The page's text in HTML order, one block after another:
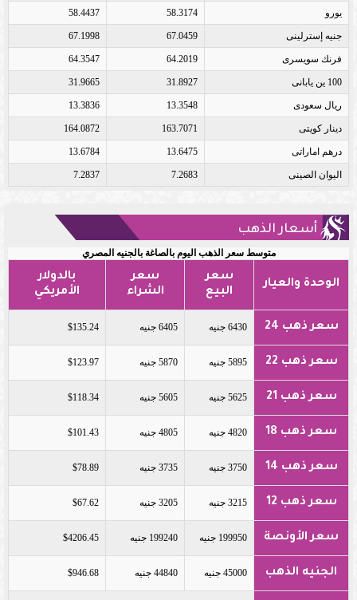
يورو 58.3174
58.4437
جنيه إسترلينى 67.0459
67.1998
فرنك سويسرى 64.2019
64.3547
100 ين يابانى 31.8927
31.9665
ريال سعودى 13.3548
13.3836
دينار كويتى 163.7071
164.0872
درهم اماراتى 13.6475
13.6784
اليوان الصينى 7.2683
7.2837
أسعار الذهب
متوسط سعر الذهب اليوم بالصاغة بالجنيه المصري
الوحدة والعيار
سعر
البيع
سعر
الشراء
بالدولار
الأمريكي
سعر ذهب 24 6430 جنيه 6405 جنيه $135.24
سعر ذهب 22 5895 جنيه 5870 جنيه $123.97
سعر ذهب 21 5625 جنيه 5605 جنيه $118.34
سعر ذهب 18 4820 جنيه 4805 جنيه $101.43
سعر ذهب 14 3750 جنيه 3735 جنيه $78.89
سعر ذهب 12 3215 جنيه 3205 جنيه $67.62
سعر الأونصة 199950 جنيه 199240 جنيه $4206.45
الجنيه الذهب 45000 جنيه 44840 جنيه $946.68